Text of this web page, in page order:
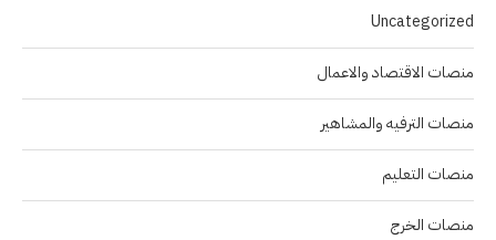
Uncategorized
منصات الاقتصاد والاعمال
منصات الترفيه والمشاهير
منصات التعليم
منصات الخرج